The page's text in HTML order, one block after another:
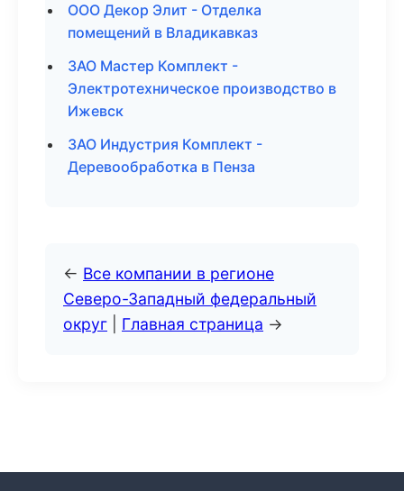
ООО Декор Элит - Отделка
помещений в Владикавказ
ЗАО Мастер Комплект -
Электротехническое производство в
Ижевск
ЗАО Индустрия Комплект -
Деревообработка в Пенза
← Все компании в регионе
Северо-Западный федеральный
округ
Главная страница →